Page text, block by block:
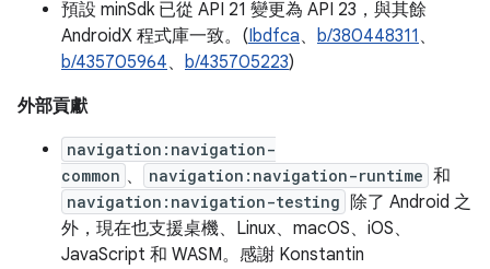
預設 minSdk 已從 API 21 變更為 API 23，與其餘
AndroidX 程式庫一致。(Ibdfca、 b/380448311 、
b/435705964、 b/435705223)
外部貢獻
navigation:navigation-
common 、 navigation:navigation-runtime 和
navigation:navigation-testing
除了 Android 之
外，現在也支援桌機、Linux、macOS、iOS、
JavaScript 和 WASM。感謝 Konstantin